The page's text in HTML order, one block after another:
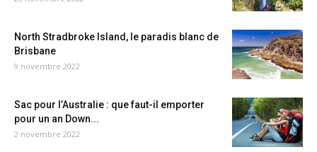
North Stradbroke Island, le paradis blanc de
Brisbane
9 novembre 2022
Sac pour l’Australie : que faut-il emporter
pour un an Down...
2 novembre 2022